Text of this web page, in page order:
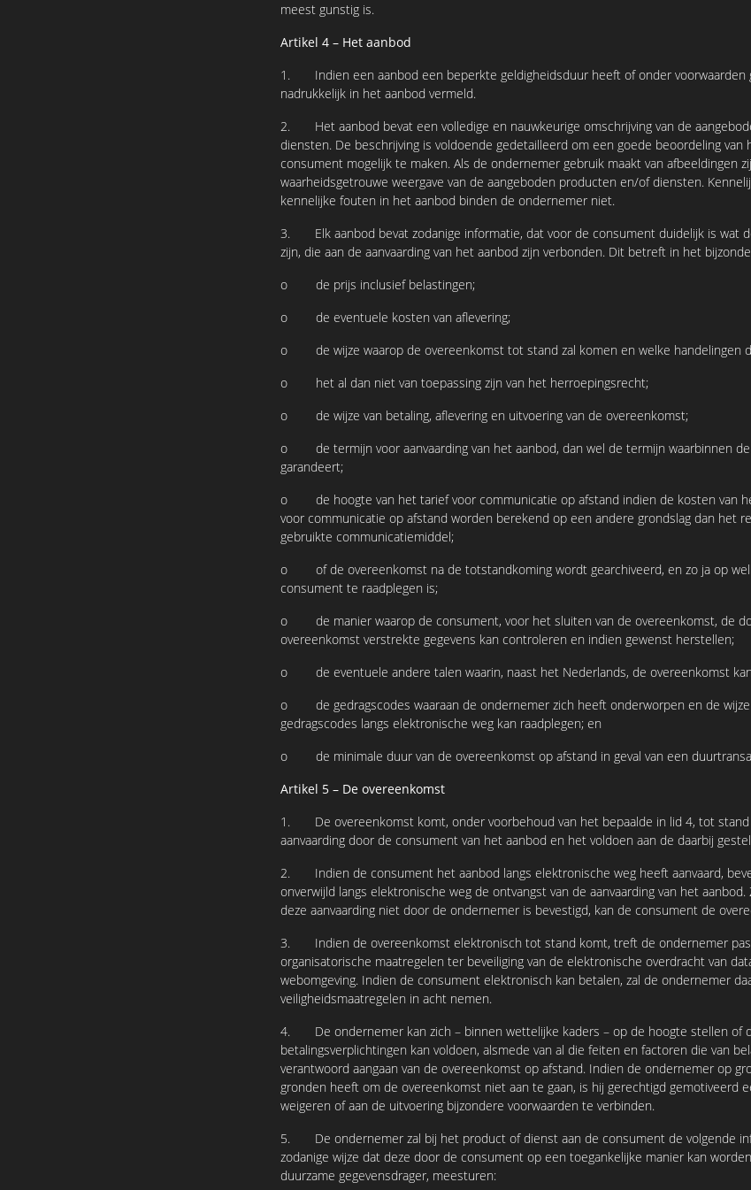
meest gunstig is.
Artikel 4 – Het aanbod
1. Indien een aanbod een beperkte geldigheidsduur heeft of onder voorwaarden
nadrukkelijk in het aanbod vermeld.
2. Het aanbod bevat een volledige en nauwkeurige omschrijving van de
diensten. De beschrijving is voldoende gedetailleerd om een goede beoordeling van
consument mogelijk te maken. Als de ondernemer gebruik maakt van afbeeldingen
waarheidsgetrouwe weergave van de aangeboden producten en/of diensten.
kennelijke fouten in het aanbod binden de ondernemer niet.
3. Elk aanbod bevat zodanige informatie, dat voor de consument duidelijk is wat
zijn, die aan de aanvaarding van het aanbod zijn verbonden. Dit betreft in het
o de prijs inclusief belastingen;
o de eventuele kosten van aflevering;
o de wijze waarop de overeenkomst tot stand zal komen en welke handelingen
o het al dan niet van toepassing zijn van het herroepingsrecht;
o de wijze van betaling, aflevering en uitvoering van de overeenkomst;
o de termijn voor aanvaarding van het aanbod, dan wel de termijn waarbinnen
garandeert;
o de hoogte van het tarief voor communicatie op afstand indien de kosten van
voor communicatie op afstand worden berekend op een andere grondslag dan het
gebruikte communicatiemiddel;
o of de overeenkomst na de totstandkoming wordt gearchiveerd, en zo ja op
consument te raadplegen is;
o de manier waarop de consument, voor het sluiten van de overeenkomst, de
overeenkomst verstrekte gegevens kan controleren en indien gewenst herstellen;
o de eventuele andere talen waarin, naast het Nederlands, de overeenkomst
o de gedragscodes waaraan de ondernemer zich heeft onderworpen en de wijze
gedragscodes langs elektronische weg kan raadplegen; en
o de minimale duur van de overeenkomst op afstand in geval van een
Artikel 5 – De overeenkomst
1. De overeenkomst komt, onder voorbehoud van het bepaalde in lid 4, tot stand
aanvaarding door de consument van het aanbod en het voldoen aan de daarbij
2. Indien de consument het aanbod langs elektronische weg heeft aanvaard,
onverwijld langs elektronische weg de ontvangst van de aanvaarding van het aanbod.
deze aanvaarding niet door de ondernemer is bevestigd, kan de consument de
3. Indien de overeenkomst elektronisch tot stand komt, treft de ondernemer
organisatorische maatregelen ter beveiliging van de elektronische overdracht van
webomgeving. Indien de consument elektronisch kan betalen, zal de ondernemer
veiligheidsmaatregelen in acht nemen.
4. De ondernemer kan zich – binnen wettelijke kaders – op de hoogte stellen of
betalingsverplichtingen kan voldoen, alsmede van al die feiten en factoren die van
verantwoord aangaan van de overeenkomst op afstand. Indien de ondernemer op
gronden heeft om de overeenkomst niet aan te gaan, is hij gerechtigd gemotiveerd
weigeren of aan de uitvoering bijzondere voorwaarden te verbinden.
5. De ondernemer zal bij het product of dienst aan de consument de volgende
zodanige wijze dat deze door de consument op een toegankelijke manier kan
duurzame gegevensdrager, meesturen: